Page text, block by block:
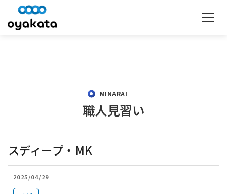
MINARAI
職人見習い
スディープ・MK
2025/04/29